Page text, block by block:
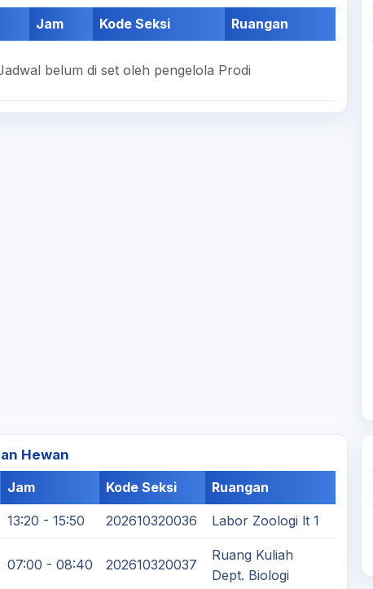
Jam Kode Seksi Ruangan
belum di set oleh pengelola Prodi
Hewan
Jam Kode Seksi Ruangan
13:20 - 15:50 202610320036 Labor Zoologi lt 1
07:00 - 08:40 202610320037
Ruang Kuliah
Dept. Biologi